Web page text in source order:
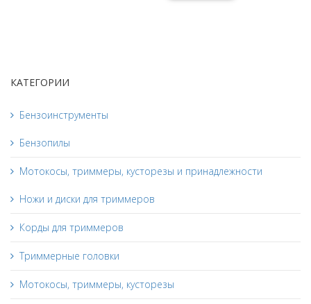
КАТЕГОРИИ
Бензоинструменты
Бензопилы
Мотокосы, триммеры, кусторезы и принадлежности
Ножи и диски для триммеров
Корды для триммеров
Триммерные головки
Мотокосы, триммеры, кусторезы